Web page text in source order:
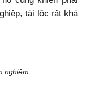
tài lộc rất khả
nghiệm